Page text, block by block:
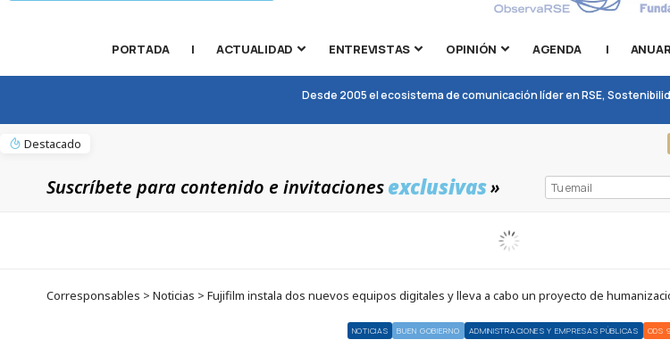
PORTADA | ACTUALIDAD ENTREVISTAS OPINIÓN AGENDA |
Desde 2005 el ecosistema de comunicación líder en RSE,
Destacado
Suscríbete para contenido e invitacionesexclusivas»
NOTICIAS BUEN GOBIERNO ADMINISTRACIONES Y EMPRESAS PÚBLICAS ODS